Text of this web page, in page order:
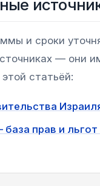
и сроки
— они
статьёй:
прав и льгот